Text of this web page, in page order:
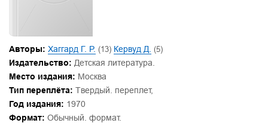
Авторы: Хаггард Г. Р. (13) Кервуд Д. (5)
Издательство: Детская литература.
Место издания: Москва
Тип переплёта: Твердый. переплет,
Год издания: 1970
Формат: Обычный. формат.